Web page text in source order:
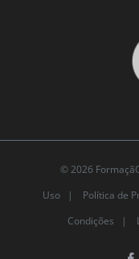
© 2026
Uso| Política de
Condições |